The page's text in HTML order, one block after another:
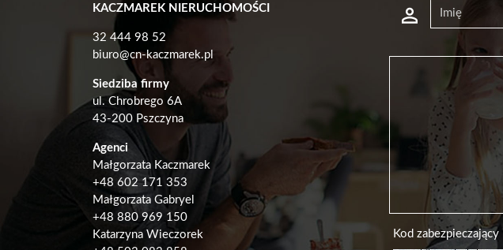
KACZMAREK NIERUCHOMOŚCI
32 444 98 52
biuro@cn-kaczmarek.pl
Siedziba firmy
ul. Chrobrego 6A
43-200 Pszczyna
Agenci
Małgorzata Kaczmarek
+48 602 171 353
Małgorzata Gabryel
+48 880 969 150
Katarzyna Wieczorek
Kod zabezpieczający